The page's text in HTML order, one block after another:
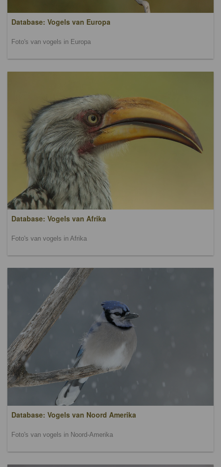
Database: Vogels van Europa
Foto's van vogels in Europa
Database: Vogels van Afrika
Foto's van vogels in Afrika
Database: Vogels van Noord Amerika
Foto's van vogels in Noord-Amerika